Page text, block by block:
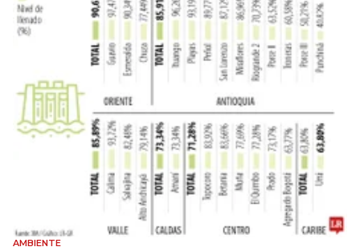
AMBIENTE